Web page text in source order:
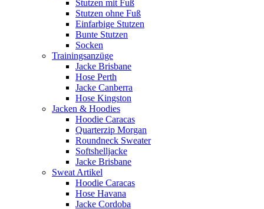
Stutzen mit Fuß
Stutzen ohne Fuß
Einfarbige Stutzen
Bunte Stutzen
Socken
Trainingsanzüge
Jacke Brisbane
Hose Perth
Jacke Canberra
Hose Kingston
Jacken & Hoodies
Hoodie Caracas
Quarterzip Morgan
Roundneck Sweater
Softshelljacke
Jacke Brisbane
Sweat Artikel
Hoodie Caracas
Hose Havana
Jacke Cordoba